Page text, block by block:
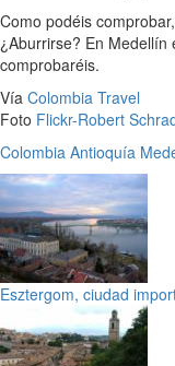
Como podéis
¿Aburrirse? En Medellín
comprobaréis.
Vía Colombia Travel
Foto Flickr-Robert
Colombia Antioquía
Esztergom, ciudad